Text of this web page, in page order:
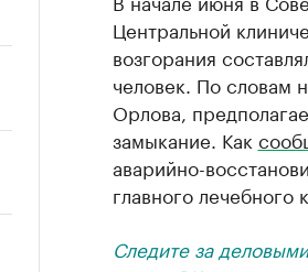
Центральной
возгорания
человек. По словам
Орлова,
замыкание. Как
аварийно-
главного
Следите за